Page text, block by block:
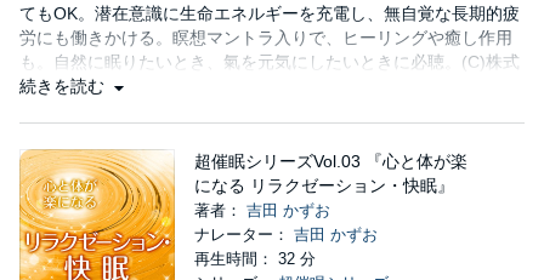
てもOK。潜在意識に生命エネルギーを充電し、無自覚な長期的疲
労にも働きかける。瞑想マントラ入りで、ヒーリングや癒し作用
も。自然に眠りたいとき、氣を元気にしたいときに必聴。(C)株式
会社志麻ヒプノ・ソリューション
続きを読む
超催眠シリーズVol.03 『心と体が楽
になる リラクゼーション・快眠』
著者： 吉田 かずお
ナレーター： 吉田 かずお
再生時間： 32 分